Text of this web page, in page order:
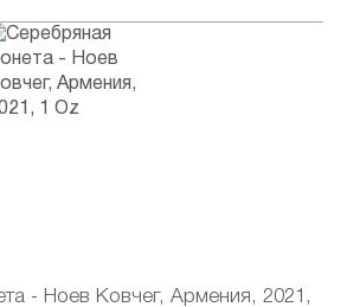
- Ноев Ковчег, Армения, 2021,